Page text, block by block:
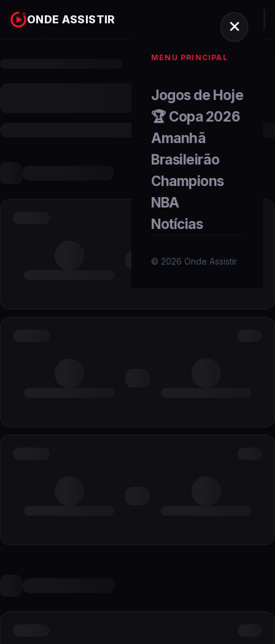
ONDE ASSISTIR
MENU PRINCIPAL
Jogos de Hoje
🏆 Copa 2026
Amanhã
Brasileirão
Champions
NBA
Notícias
© 2026 Onde Assistir